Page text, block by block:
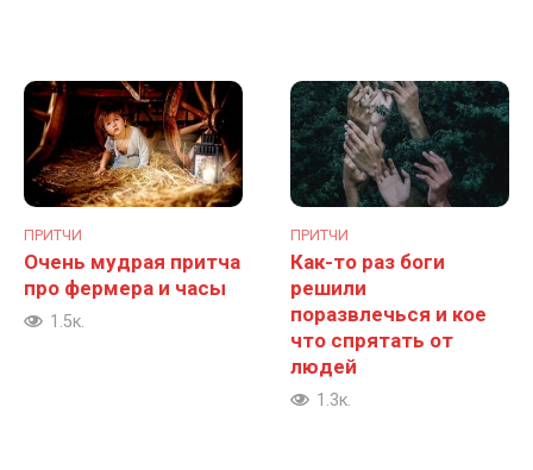
ПРИТЧИ
Очень мудрая притча
про фермера и часы
1.5к.
ПРИТЧИ
Как-то раз боги
решили
поразвлечься и кое
что спрятать от
людей
1.3к.